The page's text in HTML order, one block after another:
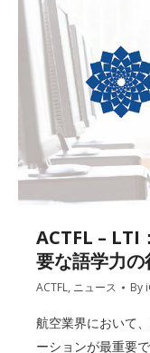
ACTFL – LTI
要な語学力の
ACTFL, ニュース By
航空業界において
ーションが最重要